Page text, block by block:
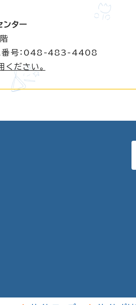
ンター
番号：048-483-4408
ださい。